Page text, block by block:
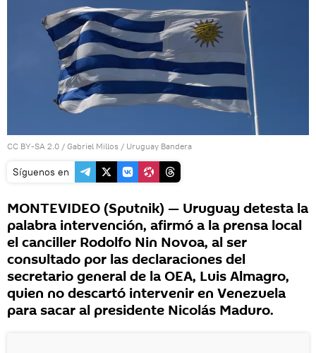
CC BY-SA 2.0 / Gabriel Millos / Uruguay Bandera
Síguenos en
MONTEVIDEO (Sputnik) — Uruguay detesta la
palabra intervención, afirmó a la prensa local
el canciller Rodolfo Nin Novoa, al ser
consultado por las declaraciones del
secretario general de la OEA, Luis Almagro,
quien no descartó intervenir en Venezuela
para sacar al presidente Nicolás Maduro.